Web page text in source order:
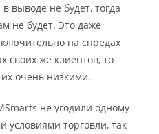
выводе не будет, тогда
не будет. Это даже
на спредах
своих же клиентов, то
очень низкими.
не угодили одному
условиями торговли, так